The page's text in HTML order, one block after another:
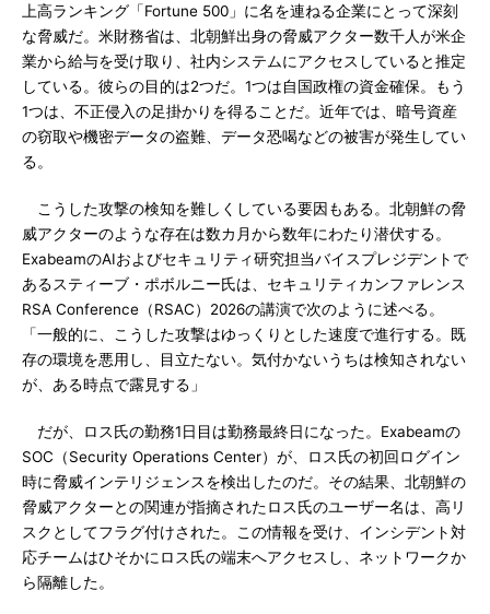
上高ランキング「Fortune 500」に名を連ねる企業にとって深刻
な脅威だ。米財務省は、北朝鮮出身の脅威アクター数千人が米企
業から給与を受け取り、社内システムにアクセスしていると推定
している。彼らの目的は2つだ。1つは自国政権の資金確保。もう
1つは、不正侵入の足掛かりを得ることだ。近年では、暗号資産
の窃取や機密データの盗難、データ恐喝などの被害が発生してい
る。
こうした攻撃の検知を難しくしている要因もある。北朝鮮の脅
威アクターのような存在は数カ月から数年にわたり潜伏する。
ExabeamのAIおよびセキュリティ研究担当バイスプレジデントで
あるスティーブ・ポボルニー氏は、セキュリティカンファレンス
RSA Conference（RSAC）2026の講演で次のように述べる。
「一般的に、こうした攻撃はゆっくりとした速度で進行する。既
存の環境を悪用し、目立たない。気付かないうちは検知されない
が、ある時点で露見する」
だが、ロス氏の勤務1日目は勤務最終日になった。Exabeamの
SOC（Security Operations Center）が、ロス氏の初回ログイン
時に脅威インテリジェンスを検出したのだ。その結果、北朝鮮の
脅威アクターとの関連が指摘されたロス氏のユーザー名は、高リ
スクとしてフラグ付けされた。この情報を受け、インシデント対
応チームはひそかにロス氏の端末へアクセスし、ネットワークか
ら隔離した。